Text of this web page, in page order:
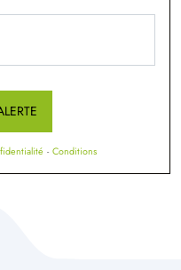
- Conditions